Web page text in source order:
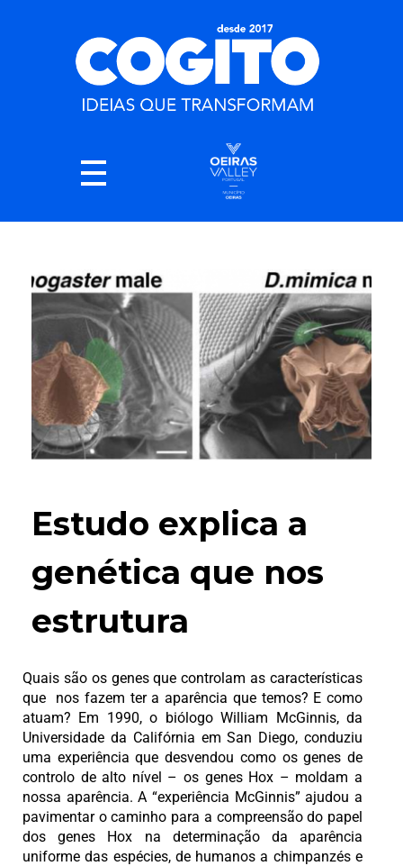
Estudo explica a
genética que nos
estrutura
Quais são os genes que controlam as características
que nos fazem ter a aparência que temos? E como
atuam? Em 1990, o biólogo William McGinnis, da
Universidade da Califórnia em San Diego, conduziu
uma experiência que desvendou como os genes de
controlo de alto nível – os genes Hox – moldam a
nossa aparência. A “experiência McGinnis” ajudou a
pavimentar o caminho para a compreensão do papel
dos genes Hox na determinação da aparência
uniforme das espécies, de humanos a chimpanzés e